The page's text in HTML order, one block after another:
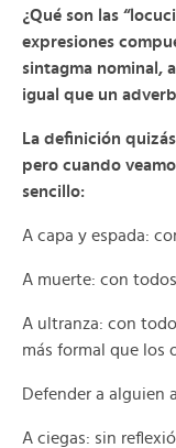
¿Qué son las
expresiones
sintagma nominal,
igual que un
La definición
pero cuando
sencillo:
A capa y espada:
A muerte: con
A ultranza: con
más formal que los
Defender a alguien
A ciegas: sin